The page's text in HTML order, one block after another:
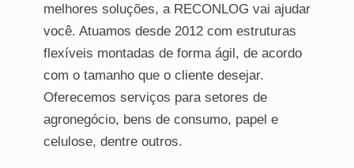
melhores soluções, a RECONLOG vai ajudar
você. Atuamos desde 2012 com estruturas
flexíveis montadas de forma ágil, de acordo
com o tamanho que o cliente desejar.
Oferecemos serviços para setores de
agronegócio, bens de consumo, papel e
celulose, dentre outros.